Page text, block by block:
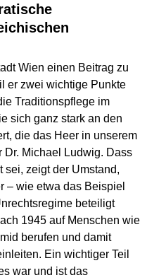
Wien einen Beitrag zu
er zwei wichtige Punkte
Traditionspflege im
sich ganz stark an den
die das Heer in unserem
Dr. Michael Ludwig. Dass
zeigt der Umstand,
– wie etwa das Beispiel
beteiligt
1945 auf Menschen wie
berufen und damit
Ein wichtiger Teil
war und ist das